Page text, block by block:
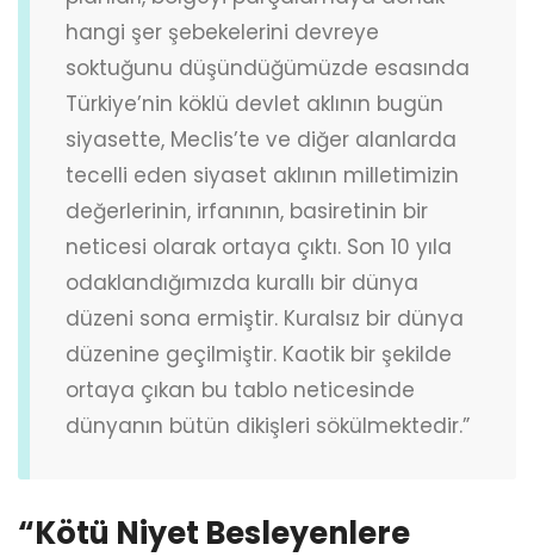
hangi şer şebekelerini devreye
soktuğunu düşündüğümüzde esasında
Türkiye’nin köklü devlet aklının bugün
siyasette, Meclis’te ve diğer alanlarda
tecelli eden siyaset aklının milletimizin
değerlerinin, irfanının, basiretinin bir
neticesi olarak ortaya çıktı. Son 10 yıla
odaklandığımızda kurallı bir dünya
düzeni sona ermiştir. Kuralsız bir dünya
düzenine geçilmiştir. Kaotik bir şekilde
ortaya çıkan bu tablo neticesinde
dünyanın bütün dikişleri sökülmektedir.”
“Kötü Niyet Besleyenlere